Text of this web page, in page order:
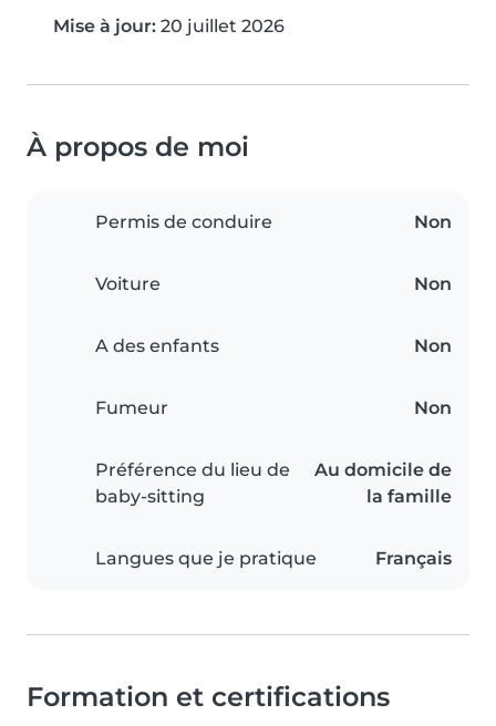
Mise à jour: 20 juillet 2026
À propos de moi
Permis de conduire Non
Voiture Non
A des enfants Non
Fumeur Non
Préférence du lieu de
baby-sitting
Au domicile de
la famille
Langues que je pratique Français
Formation et certifications